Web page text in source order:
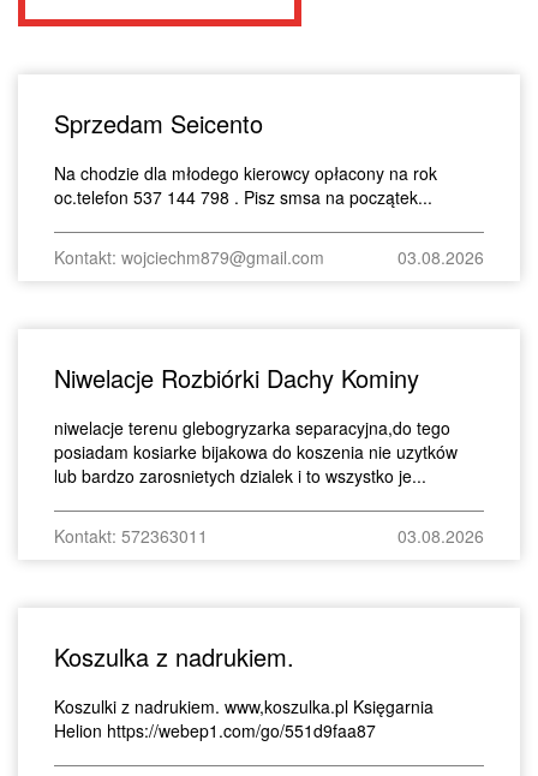
Sprzedam Seicento
Na chodzie dla młodego kierowcy opłacony na rok
oc.telefon 537 144 798 . Pisz smsa na początek...
Kontakt: wojciechm879@gmail.com 03.08.2026
Niwelacje Rozbiórki Dachy Kominy
niwelacje terenu glebogryzarka separacyjna,do tego
posiadam kosiarke bijakowa do koszenia nie uzytków
lub bardzo zarosnietych dzialek i to wszystko je...
Kontakt: 572363011 03.08.2026
Koszulka z nadrukiem.
Koszulki z nadrukiem. www,koszulka.pl Księgarnia
Helion https://webep1.com/go/551d9faa87